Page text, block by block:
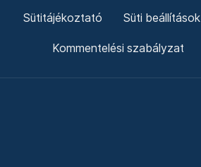
Sütitájékoztató Süti beállítások
Kommentelési szabályzat